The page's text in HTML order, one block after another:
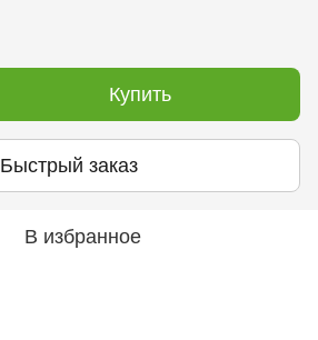
Купить
Быстрый заказ
В избранное